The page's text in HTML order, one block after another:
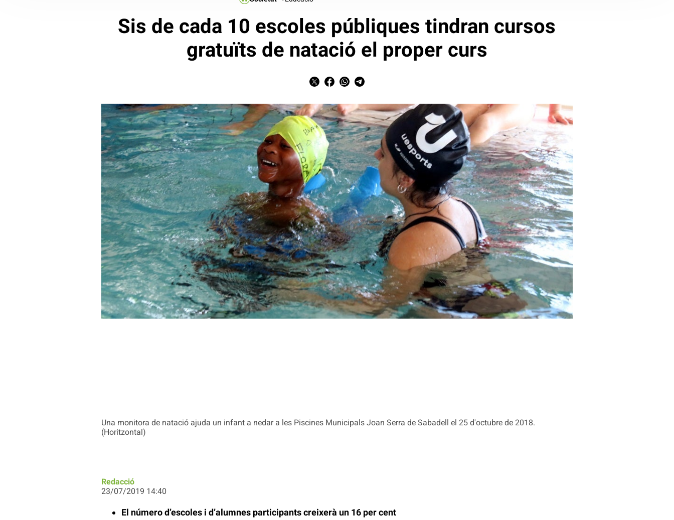
Una monitora de natació ajuda un infant a nedar a les Piscines Municipals Joan Serra de Sabadell el 25 d'octubre de 2018.
(Horitzontal)
Sis de cada 10 escoles públiques tindran cursos
gratuïts de natació el proper curs
Redacció
23/07/2019 14:40
El número d’escoles i d’alumnes participants creixerà un 16 per cent